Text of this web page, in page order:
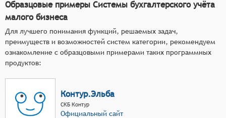
Образцовые примеры Системы бухгалтерского учёта
малого бизнеса
Для лучшего понимания функций, решаемых задач,
преимуществ и возможностей систем категории, рекомендуем
ознакомление с образцовыми примерами таких программных
продуктов:
Контур.Эльба
СКБ Контур
Официальный сайт